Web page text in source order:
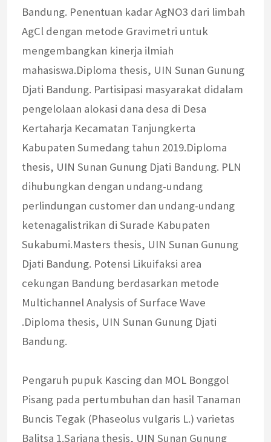
Bandung. Penentuan kadar AgNO3 dari limbah
AgCl dengan metode Gravimetri untuk
mengembangkan kinerja ilmiah
mahasiswa.Diploma thesis, UIN Sunan Gunung
Djati Bandung. Partisipasi masyarakat didalam
pengelolaan alokasi dana desa di Desa
Kertaharja Kecamatan Tanjungkerta
Kabupaten Sumedang tahun 2019.Diploma
thesis, UIN Sunan Gunung Djati Bandung. PLN
dihubungkan dengan undang-undang
perlindungan customer dan undang-undang
ketenagalistrikan di Surade Kabupaten
Sukabumi.Masters thesis, UIN Sunan Gunung
Djati Bandung. Potensi Likuifaksi area
cekungan Bandung berdasarkan metode
Multichannel Analysis of Surface Wave
.Diploma thesis, UIN Sunan Gunung Djati
Bandung.
Pengaruh pupuk Kascing dan MOL Bonggol
Pisang pada pertumbuhan dan hasil Tanaman
Buncis Tegak (Phaseolus vulgaris L.) varietas
Balitsa 1.Sarjana thesis, UIN Sunan Gunung